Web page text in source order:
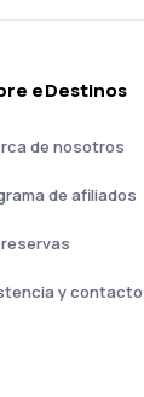
eDestinos
de nosotros
de afiliados
y contacto